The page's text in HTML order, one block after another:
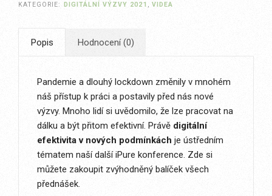
všech
přednášek
množství
KATEGORIE: DIGITÁLNÍ VÝZVY 2021 , VIDEA
Popis Hodnocení (0)
Pandemie a dlouhý lockdown změnily v mnohém
náš přístup k práci a postavily před nás nové
výzvy. Mnoho lidí si uvědomilo, že lze pracovat na
dálku a být přitom efektivní. Právě digitální
efektivita v nových podmínkách je ústředním
tématem naší další iPure konference. Zde si
můžete zakoupit zvýhodněný balíček všech
přednášek.